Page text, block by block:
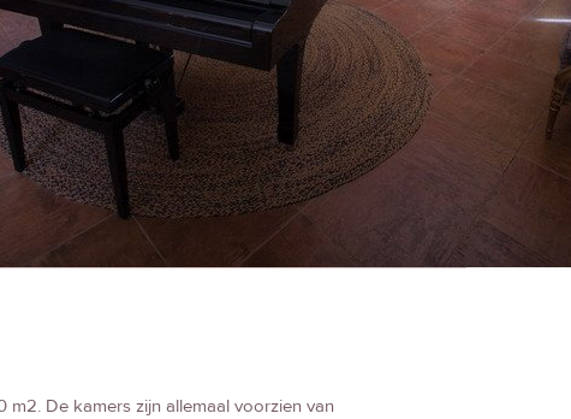
De kamers zijn allemaal voorzien van